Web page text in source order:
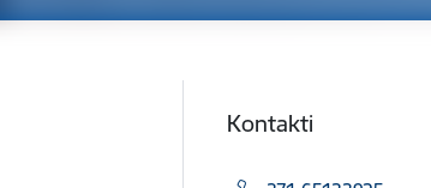
Kontakti